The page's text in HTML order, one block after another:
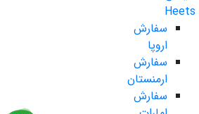
Heets
سفارش
اروپا
سفارش
ارمنستان
سفارش